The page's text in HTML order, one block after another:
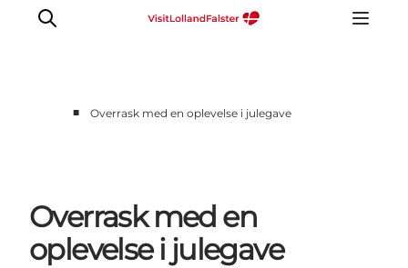
For børn
Kultur
Gastronomi
■ Overrask med en oplevelse i julegave
Overrask med en
oplevelse i julegave